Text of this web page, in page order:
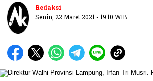
Redaksi
Senin, 22 Maret 2021 - 19:10 WIB